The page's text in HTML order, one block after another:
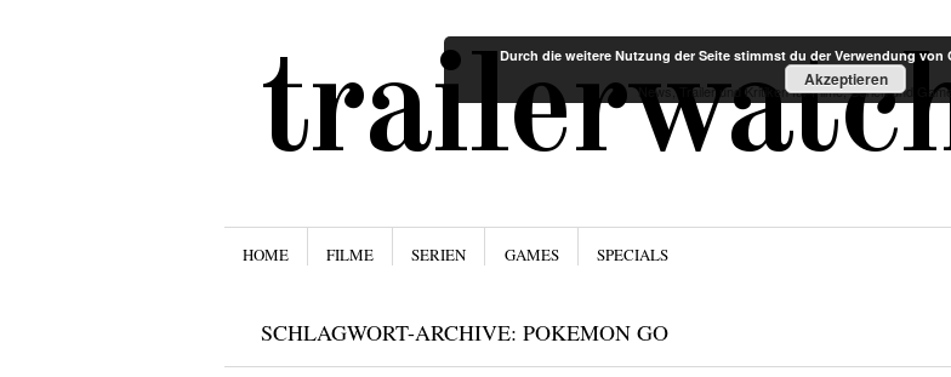
News, Trailer und Kritiken für Filme, Serien und
ZUM INHALT SPRINGEN
HOME FILME SERIEN GAMES SPECIALS
SCHLAGWORT-ARCHIVE: POKEMON GO
Durch die weitere Nutzung der Seite stimmst du der Verwendung von
Akzeptieren